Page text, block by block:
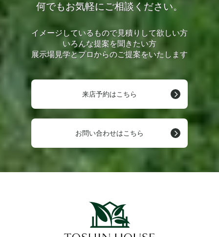
何でもお気軽にご相談ください。
イメージしているもので見積りして欲しい方
いろんな提案を聞きたい方
展示場見学とプロからのご提案をいたします
来店予約はこちら
お問い合わせはこちら